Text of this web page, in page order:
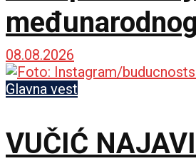
08.08.2026
Glavna vest
VUČIĆ